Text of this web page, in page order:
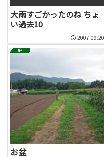
大雨すごかったのね ちょ
い過去10
2007.09.20
旅
お盆